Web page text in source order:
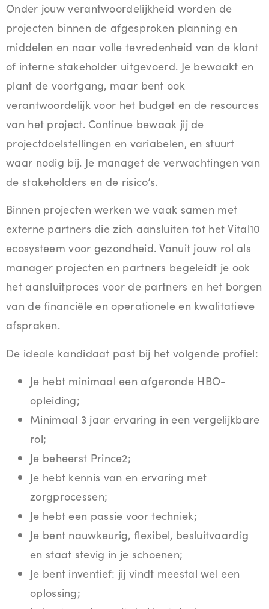
Onder jouw verantwoordelijkheid worden de
projecten binnen de afgesproken planning en
middelen en naar volle tevredenheid van de klant
of interne stakeholder uitgevoerd. Je bewaakt en
plant de voortgang, maar bent ook
verantwoordelijk voor het budget en de resources
van het project. Continue bewaak jij de
projectdoelstellingen en variabelen, en stuurt
waar nodig bij. Je managet de verwachtingen van
de stakeholders en de risico’s.
Binnen projecten werken we vaak samen met
externe partners die zich aansluiten tot het Vital10
ecosysteem voor gezondheid. Vanuit jouw rol als
manager projecten en partners begeleidt je ook
het aansluitproces voor de partners en het borgen
van de financiële en operationele en kwalitatieve
afspraken.
De ideale kandidaat past bij het volgende profiel:
Je hebt minimaal een afgeronde HBO-
opleiding;
Minimaal 3 jaar ervaring in een vergelijkbare
rol;
Je beheerst Prince2;
Je hebt kennis van en ervaring met
zorgprocessen;
Je hebt een passie voor techniek;
Je bent nauwkeurig, flexibel, besluitvaardig
en staat stevig in je schoenen;
Je bent inventief: jij vindt meestal wel een
oplossing;